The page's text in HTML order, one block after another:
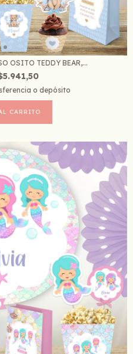
OSITO TEDDY BEAR,...
o depósito